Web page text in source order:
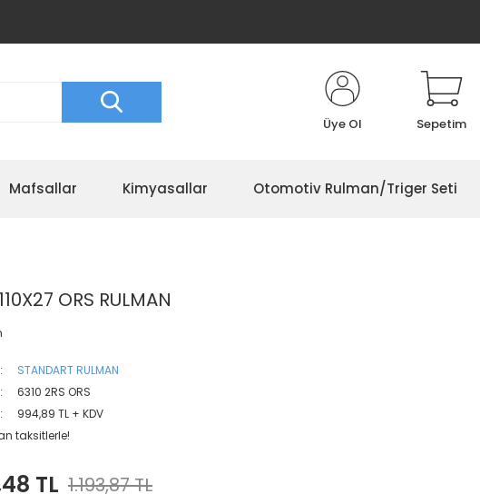
Üye Ol Sepetim
Mafsallar Kimyasallar Otomotiv Rulman/Triger Seti
ORS RULMAN
STANDART RULMAN
6310 2RS ORS
994,89 TL + KDV
taksitlerle!
TL 1.193,87 TL